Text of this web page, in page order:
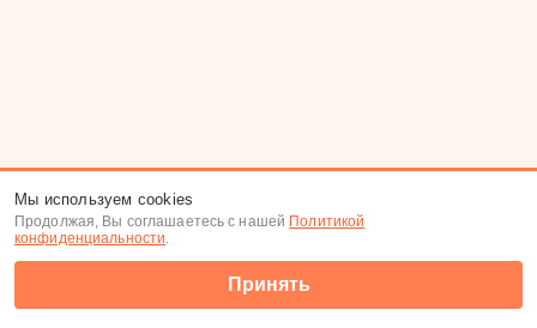
Мы используем cookies
Продолжая, Вы соглашаетесь с нашей Политикой
конфиденциальности.
Принять